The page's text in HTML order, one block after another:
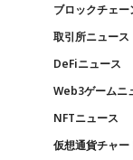
ブロックチェー
取引所ニュース
DeFiニュース
Web3ゲームニ
NFTニュース
仮想通貨チャー